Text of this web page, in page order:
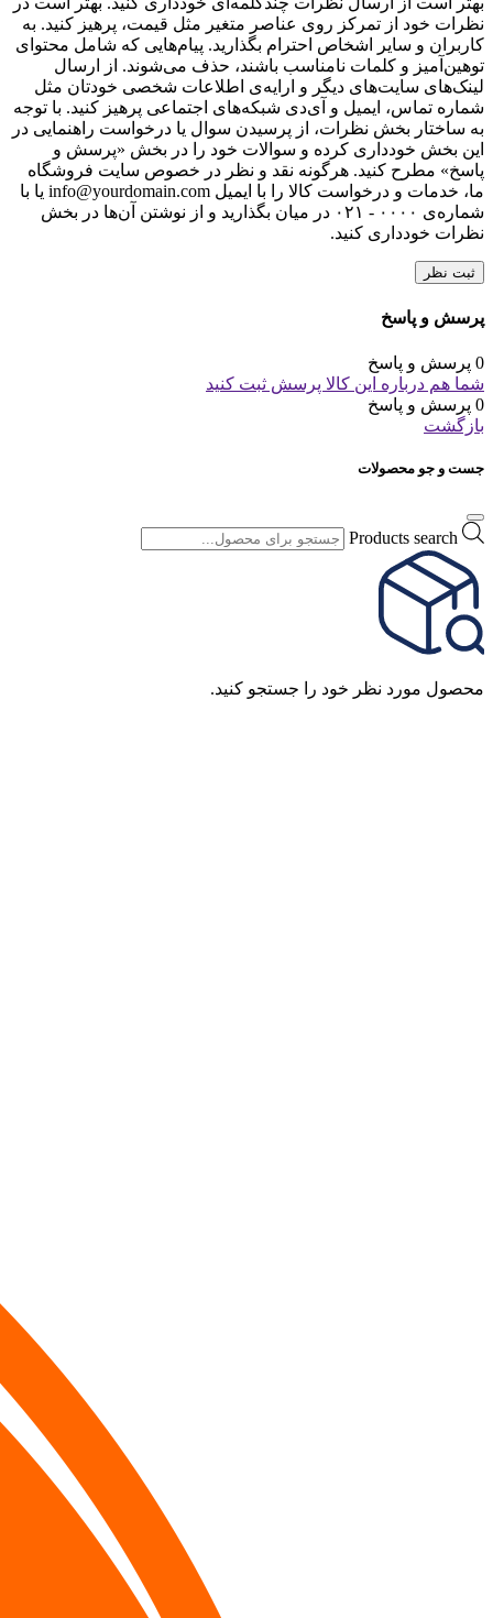
نظرات خود از تمرکز روی عناصر متغیر مثل قیمت، پرهیز کنید. به
کاربران و سایر اشخاص احترام بگذارید. پیام‌هایی که شامل محتوای
توهین‌آمیز و کلمات نامناسب باشند، حذف می‌شوند. از ارسال
لینک‌های سایت‌های دیگر و ارایه‌ی اطلاعات شخصی خودتان مثل
شماره تماس، ایمیل و آی‌دی شبکه‌های اجتماعی پرهیز کنید. با توجه
به ساختار بخش نظرات، از پرسیدن سوال یا درخواست راهنمایی در
این بخش خودداری کرده و سوالات خود را در بخش «پرسش و
پاسخ» مطرح کنید. هرگونه نقد و نظر در خصوص سایت فروشگاه
ما، خدمات و درخواست کالا را با ایمیل info@yourdomain.com یا با
شماره‌ی ۰۰۰۰ - ۰۲۱ در میان بگذارید و از نوشتن آن‌ها در بخش
نظرات خودداری کنید.
ثبت نظر
پرسش و پاسخ
0 پرسش و پاسخ
شما هم درباره این کالا پرسش ثبت کنید
0 پرسش و پاسخ
بازگشت
جست و جو محصولات
Products search
محصول مورد نظر خود را جستجو کنید.